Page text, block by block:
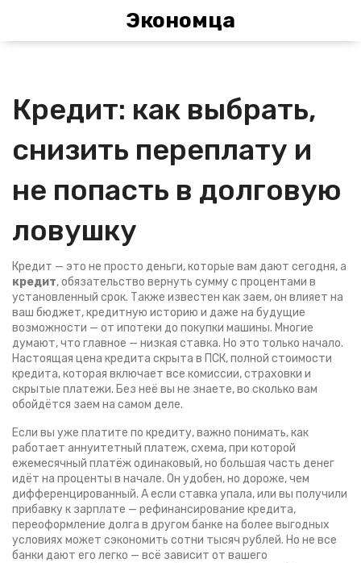
Экономца
Кредит: как выбрать,
снизить переплату и
не попасть в долговую
ловушку
Кредит — это не просто деньги, которые вам дают сегодня, а
кредит,обязательство вернуть сумму с процентами в
установленный срок. Также известен как заем, он влияет на
ваш бюджет, кредитную историю и даже на будущие
возможности — от ипотеки до покупки машины. Многие
думают, что главное — низкая ставка. Но это только начало.
Настоящая цена кредита скрыта в ПСК,полной стоимости
кредита, которая включает все комиссии, страховки и
скрытые платежи. Без неё вы не знаете, во сколько вам
обойдётся заем на самом деле.
Если вы уже платите по кредиту, важно понимать, как
работает аннуитетный платеж,схема, при которой
ежемесячный платёж одинаковый, но большая часть денег
идёт на проценты в начале. Он удобен, но дороже, чем
дифференцированный. А если ставка упала, или вы получили
прибавку к зарплате — рефинансирование кредита,
переоформление долга в другом банке на более выгодных
условиях может сэкономить сотни тысяч рублей. Но не все
банки дают его легко — всё зависит от вашего